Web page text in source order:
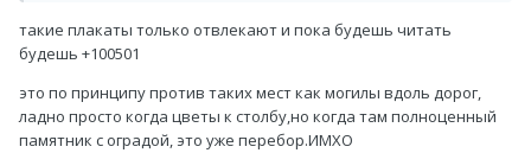
такие плакаты только отвлекают и пока будешь читать
будешь +100501
это по принципу против таких мест как могилы вдоль дорог,
ладно просто когда цветы к столбу,но когда там полноценный
памятник с оградой, это уже перебор.ИМХО